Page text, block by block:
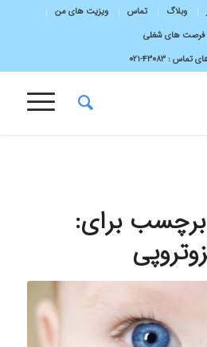
وبلاگ تماس
ویزیت های من
فرصت های شغلی
تماس :43083-۰۲۱
برچسب برای: